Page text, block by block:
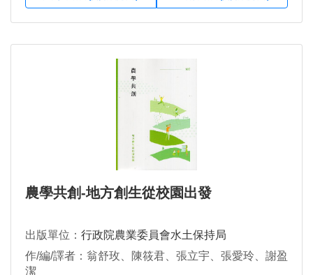
農學共創-地方創生從校園出發
出版單位： 行政院農業委員會水土保持局
作/編/譯者：翁舒玫、陳筱君、張立宇、張愛玲、謝盈
潔